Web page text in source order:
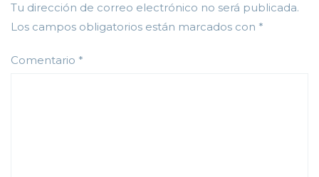
Tu dirección de correo electrónico no será publicada.
Los campos obligatorios están marcados con *
Comentario *